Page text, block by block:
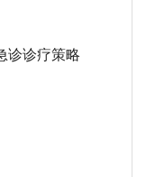
诊诊疗策略